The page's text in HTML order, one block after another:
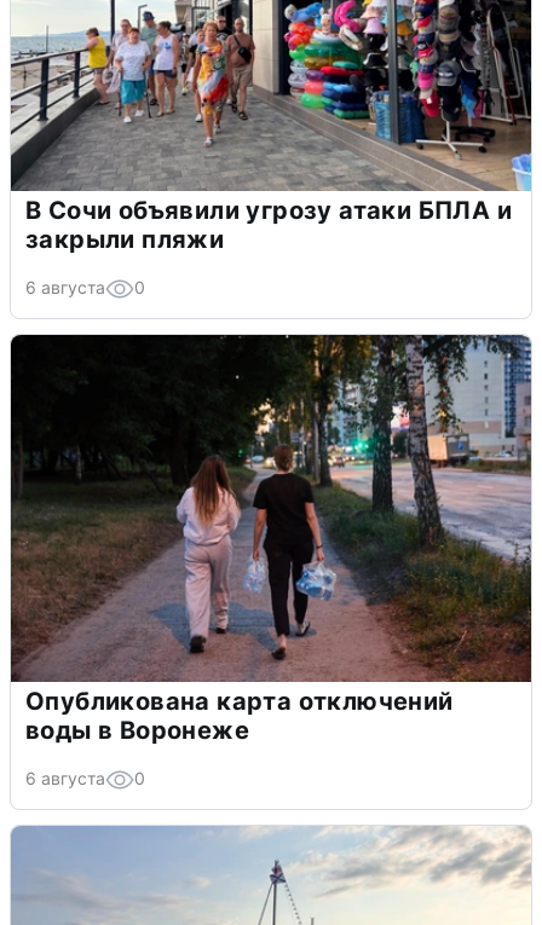
В Сочи объявили угрозу атаки БПЛА и
закрыли пляжи
6 августа 0
Опубликована карта отключений
воды в Воронеже
6 августа 0